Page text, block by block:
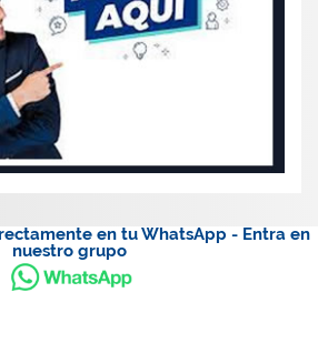
en tu WhatsApp - Entra en
nuestro grupo